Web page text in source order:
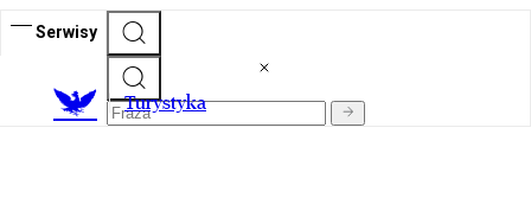
Serwisy
Turystyka